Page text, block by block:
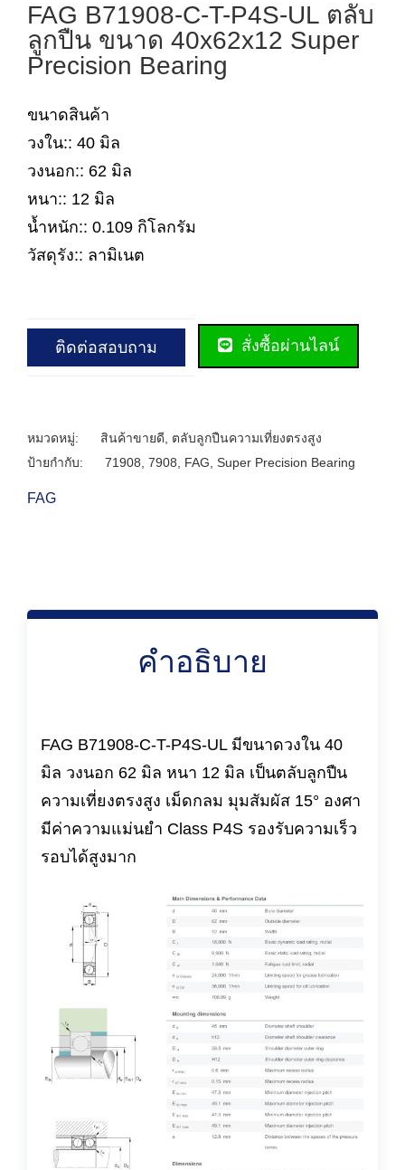
FAG B71908-C-T-P4S-UL ตลับ
ลูกปืน ขนาด 40x62x12 Super
Precision Bearing
ขนาดสินค้า
วงใน:: 40 มิล
วงนอก:: 62 มิล
หนา:: 12 มิล
น้ำหนัก:: 0.109 กิโลกรัม
วัสดุรัง:: ลามิเนต
ติดต่อสอบถาม สั่งซื้อผ่านไลน์
หมวดหมู่: สินค้าขายดี
ตลับลูกปืนความเที่ยงตรงสูง
ป้ายกำกับ:
71908 7908 FAG Super Precision Bearing
FAG
คำอธิบาย
FAG B71908-C-T-P4S-UL มีขนาดวงใน 40
มิล วงนอก 62 มิล หนา 12 มิล เป็นตลับลูกปืน
ความเที่ยงตรงสูง เม็ดกลม มุมสัมผัส 15° องศา
มีค่าความแม่นยำ Class P4S รองรับความเร็ว
รอบได้สูงมาก